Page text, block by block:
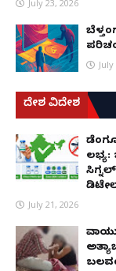
July 23, 2026
ದೇಶ ವಿದೇಶ
ಲಭ್ಯ:
July 21, 2026